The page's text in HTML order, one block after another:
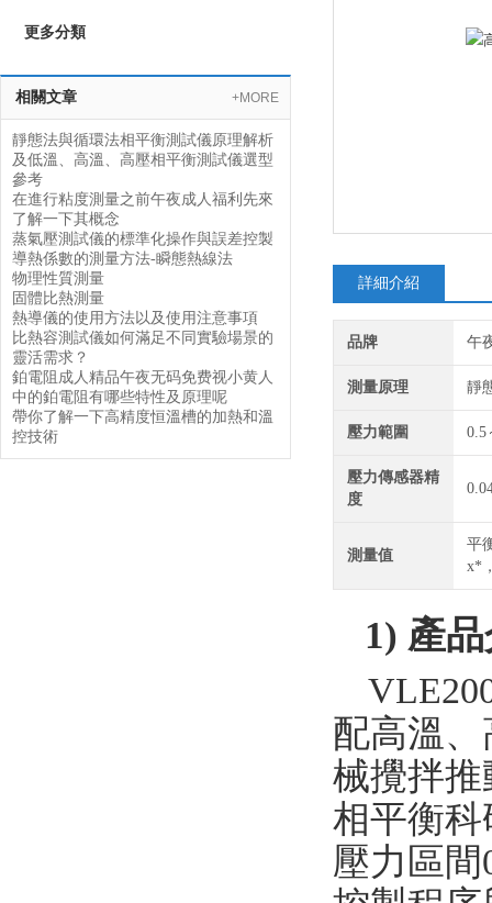
更多分類
相關文章 +MORE
靜態法與循環法相平衡測試儀原理解析
及低溫、高溫、高壓相平衡測試儀選型
參考
在進行粘度測量之前午夜成人福利先來
了解一下其概念
蒸氣壓測試儀的標準化操作與誤差控製
導熱係數的測量方法-瞬態熱線法
物理性質測量
固體比熱測量
熱導儀的使用方法以及使用注意事項
比熱容測試儀如何滿足不同實驗場景的
靈活需求？​
鉑電阻成人精品午夜无码免费视小黄人
中的鉑電阻有哪些特性及原理呢
帶你了解一下高精度恒溫槽的加熱和溫
控技術
詳細介紹
品牌 午
測量原理 靜
壓力範圍 0.5
壓力傳感器精
度
測量值
平
x*
1) 產
配高溫
械攪拌
相平衡科
壓力區間